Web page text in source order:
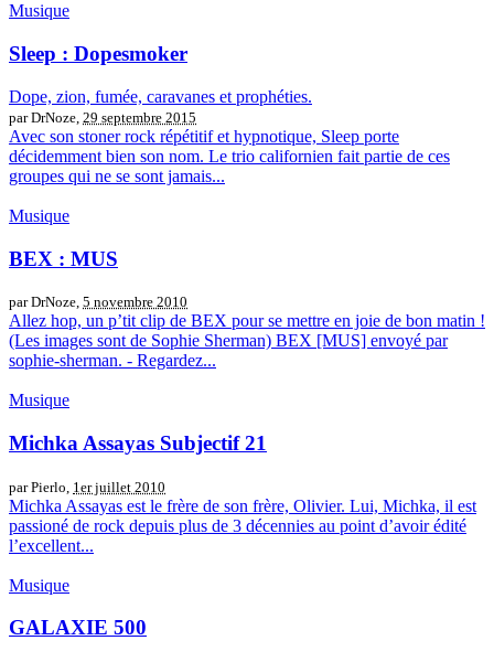
Musique
Sleep : Dopesmoker
Dope, zion, fumée, caravanes et prophéties.
par DrNoze, 29 septembre 2015
Avec son stoner rock répétitif et hypnotique, Sleep porte
décidemment bien son nom. Le trio californien fait partie de ces
groupes qui ne se sont jamais...
Musique
BEX : MUS
par DrNoze, 5 novembre 2010
Allez hop, un p’tit clip de BEX pour se mettre en joie de bon matin !
(Les images sont de Sophie Sherman) BEX [MUS] envoyé par
sophie-sherman. - Regardez...
Musique
Michka Assayas Subjectif 21
par Pierlo, 1er juillet 2010
Michka Assayas est le frère de son frère, Olivier. Lui, Michka, il est
passioné de rock depuis plus de 3 décennies au point d’avoir édité
l’excellent...
Musique
GALAXIE 500